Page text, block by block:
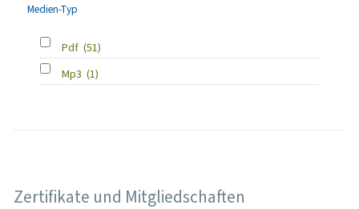
Medien-Typ
Pdf (51)
Mp3 (1)
Zertifikate und Mitgliedschaften